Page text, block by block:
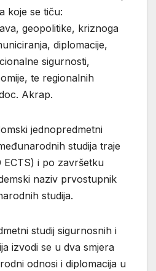
koje se tiču:
geopolitike, kriznoga
diplomacije,
sigurnosti,
te regionalnih
Akrap.
jednopredmetni
studija traje
ECTS) i po završetku
naziv prvostupnik
studija.
studij sigurnosnih i
izvodi se u dva smjera
odnosi i diplomacija u